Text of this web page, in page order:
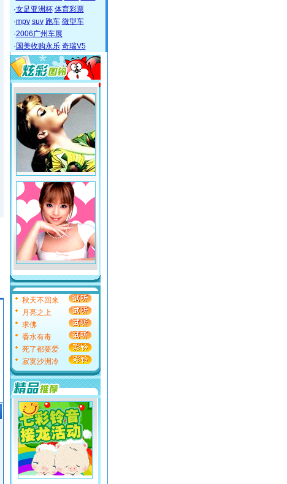
·女足亚洲杯 体育彩票
·mpv suv 跑车 微型车
·2006广州车展
· 国美收购永乐 奇瑞V5
秋天不回来
月亮之上
求佛
香水有毒
死了都要爱
寂寞沙洲冷